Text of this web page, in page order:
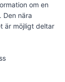
om en
Den nära
är möjligt deltar